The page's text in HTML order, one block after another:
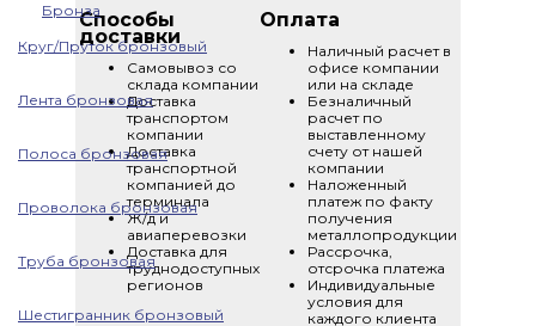
Бронза
Круг/Пруток бронзовый
Лента бронзовая
Полоса бронзовая
Проволока бронзовая
Труба бронзовая
Шестигранник бронзовый
Способы
доставки
Самовывоз со
склада компании
Доставка
транспортом
компании
Доставка
транспортной
компанией до
терминала
Ж/д и
авиаперевозки
Доставка для
труднодоступных
регионов
Оплата
Наличный расчет в
офисе компании
или на складе
Безналичный
расчет по
выставленному
счету от нашей
компании
Наложенный
платеж по факту
получения
металлопродукции
Рассрочка,
отсрочка платежа
Индивидуальные
условия для
каждого клиента